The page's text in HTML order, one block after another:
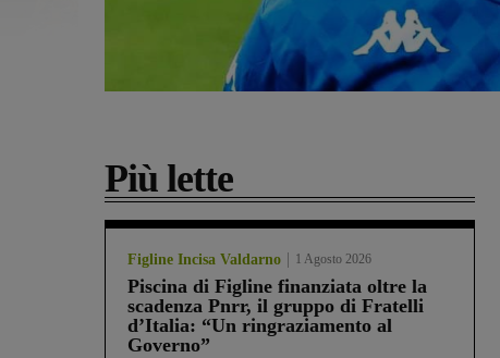
Più lette
Figline Incisa Valdarno 1 Agosto 2026
Piscina di Figline finanziata oltre la
scadenza Pnrr, il gruppo di Fratelli
d’Italia: “Un ringraziamento al
Governo”